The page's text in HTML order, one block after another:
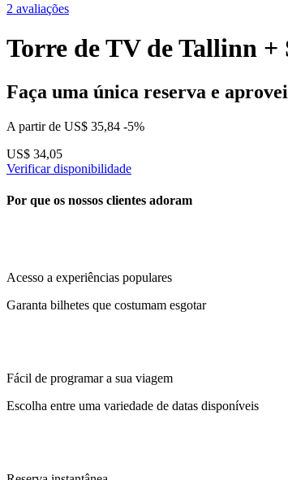
2 avaliações
Torre de TV de Tallinn
Faça uma única reserva e
A partir de US$ 35,84 -5%
US$ 34,05
Verificar disponibilidade
Por que os nossos clientes adoram
Acesso a experiências populares
Garanta bilhetes que costumam esgotar
Fácil de programar a sua viagem
Escolha entre uma variedade de datas disponíveis